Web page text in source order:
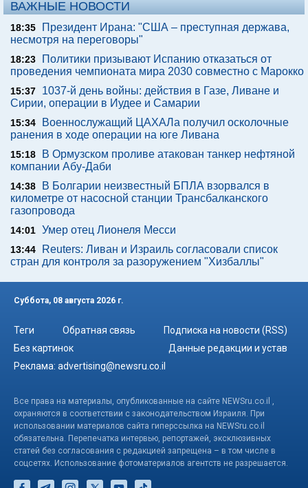
ВАЖНЫЕ НОВОСТИ
18:35
Президент Ирана: "США – преступная держава,
несмотря на переговоры"
18:23
Политики призывают Испанию отказаться от
проведения чемпионата мира 2030 совместно с Марокко
15:37
1037-й день войны: действия в Газе, Ливане и
Сирии, операции в Иудее и Самарии
15:34
Военнослужащий ЦАХАЛа получил осколочные
ранения в ходе операции на юге Ливана
15:18
В Ормузском проливе атакован танкер нефтяной
компании Абу-Даби
14:38
В Болгарии неизвестный БПЛА взорвался в
километре от насосной станции Трансбалканского
газопровода
14:01 Умер отец Лионеля Месси
13:44
Reuters: Ливан и Израиль согласовали список
стран для контроля за разоружением "Хизбаллы"
Суббота, 08 августа 2026 г.
Теги Обратная связь
Подписка на новости (RSS)
Без картинок
Данные редакции и устав
Реклама: advertising@newsru.co.il
Все права на материалы, опубликованные на сайте NEWSru.co.il ,
охраняются в соответствии с законодательством Израиля. При
использовании материалов сайта гиперссылка на NEWSru.co.il
обязательна. Перепечатка интервью, репортажей, эксклюзивных
статей без согласования с редакцией запрещена – в том числе в
соцсетях. Использование фотоматериалов агентств не разрешается.